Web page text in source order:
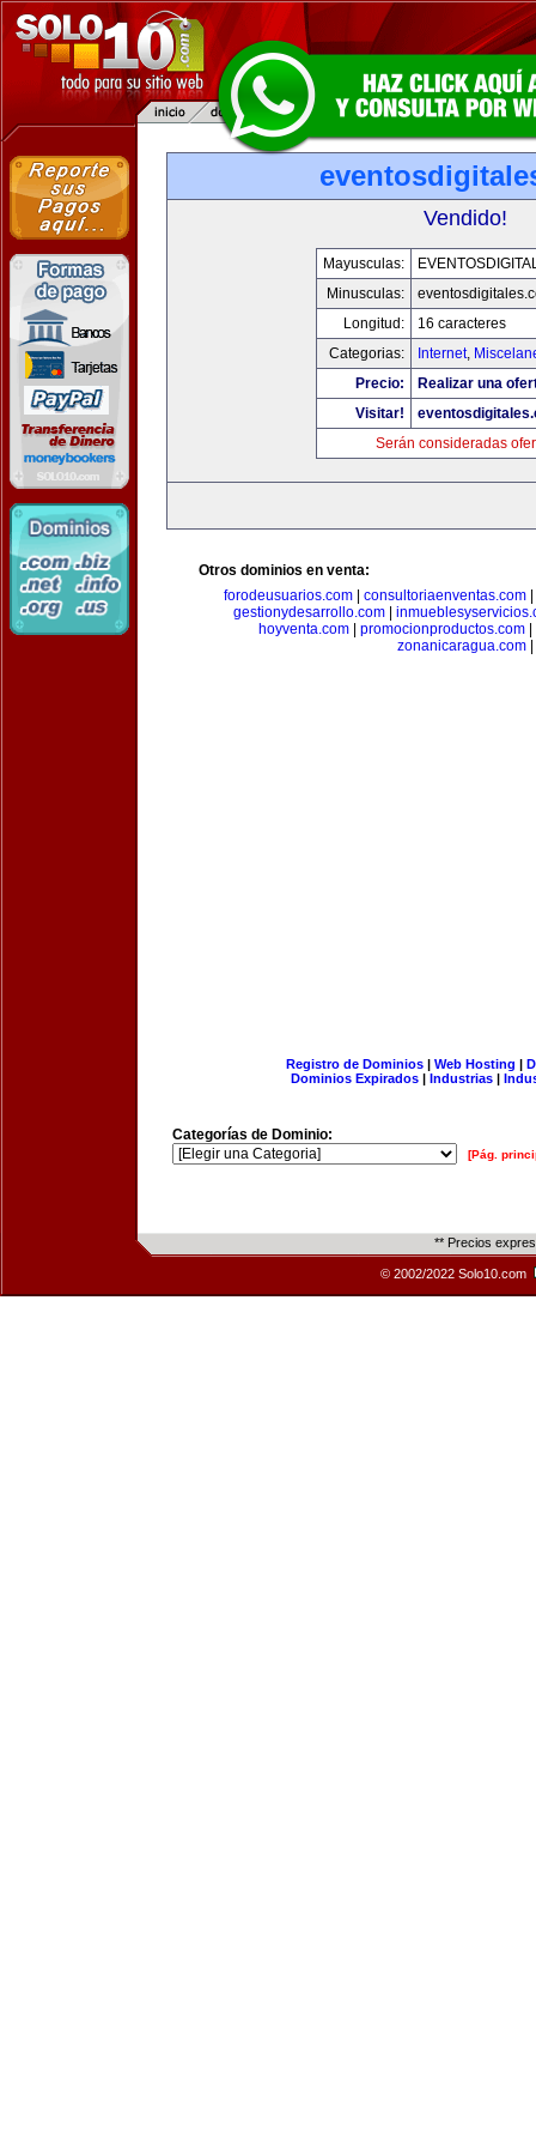
Vendido!
Mayusculas:
Minusculas:
Longitud:
16 caracteres
Categorias:
Internet,
Precio:
Realizar una
Visitar!
Serán consideradas
Otros dominios en venta:
forodeusuarios.com
consultoriaenventas.com
gestionydesarrollo.com
hoyventa.com| promocionproductos.com|
zonanicaragua.com
Registro de Dominios| Web Hosting |
Dominios Expirados | Industrias |
Categorías de Dominio:
[Pág.
** Precios
© 2002/2022 Solo10.com